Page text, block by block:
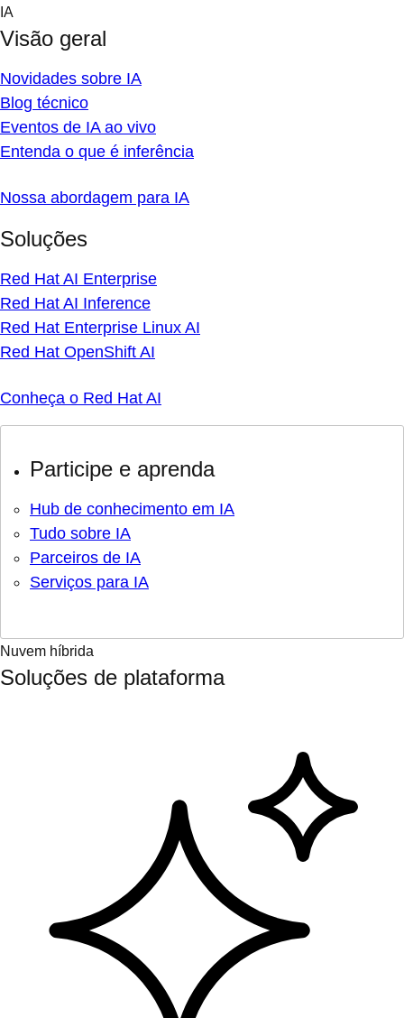
Skip
content
IA
Visão geral
Novidades sobre IA
Blog técnico
Eventos de IA ao vivo
Entenda o que é inferência
Nossa abordagem para IA
Soluções
Red Hat AI Enterprise
Red Hat AI Inference
Red Hat Enterprise Linux AI
Red Hat OpenShift AI
Conheça o Red Hat AI
Participe e aprenda
Hub de conhecimento em IA
Tudo sobre IA
Parceiros de IA
Serviços para IA
Nuvem híbrida
Soluções de plataforma